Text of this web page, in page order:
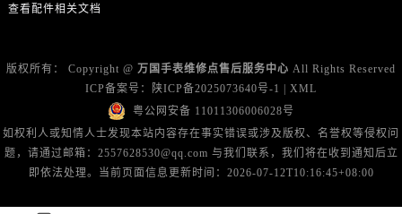
山东省淄博市张店区金晶大道万国售后服务中心（需提前预约）
浙江省杭州市上城区钱江路1366号华润大厦A座5层503-5室万国售后服务中心（需提前预约）
浙江省湖州市吴兴区劳动路万国售后服务中心（需提前预约）
查看配件相关文档
版权所有： Copyright @ 万国手表维修点售后服务中心 All Rights Reserved
ICP备案号：
陕ICP备2025073640号-1 | XML
粤公网安备 11011306006028号
如权利人或知情人士发现本站内容存在事实错误或涉及版权、名誉权等侵权问
题，请通过邮箱：2557628530@qq.com 与我们联系，我们将在收到通知后立
即依法处理。当前页面信息更新时间：2026-07-12T10:16:45+08:00